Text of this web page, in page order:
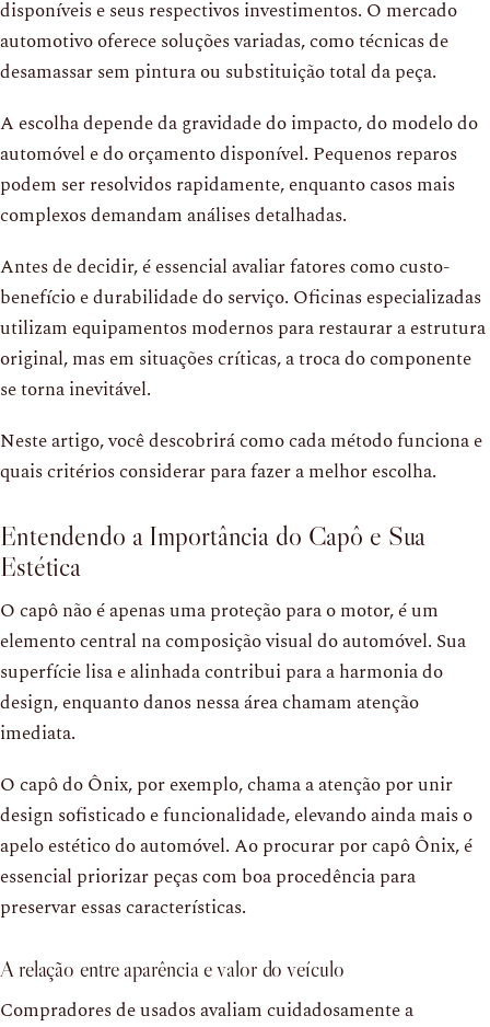
disponíveis e seus respectivos investimentos. O mercado
automotivo oferece soluções variadas, como técnicas de
desamassar sem pintura ou substituição total da peça.
A escolha depende da gravidade do impacto, do modelo do
automóvel e do orçamento disponível. Pequenos reparos
podem ser resolvidos rapidamente, enquanto casos mais
complexos demandam análises detalhadas.
Antes de decidir, é essencial avaliar fatores como custo-
benefício e durabilidade do serviço. Oficinas especializadas
utilizam equipamentos modernos para restaurar a estrutura
original, mas em situações críticas, a troca do componente
se torna inevitável.
Neste artigo, você descobrirá como cada método funciona e
quais critérios considerar para fazer a melhor escolha.
Entendendo a Importância do Capô e Sua
Estética
O capô não é apenas uma proteção para o motor, é um
elemento central na composição visual do automóvel. Sua
superfície lisa e alinhada contribui para a harmonia do
design, enquanto danos nessa área chamam atenção
imediata.
O capô do Ônix, por exemplo, chama a atenção por unir
design sofisticado e funcionalidade, elevando ainda mais o
apelo estético do automóvel. Ao procurar por capô Ônix, é
essencial priorizar peças com boa procedência para
preservar essas características.
A relação entre aparência e valor do veículo
Compradores de usados avaliam cuidadosamente a